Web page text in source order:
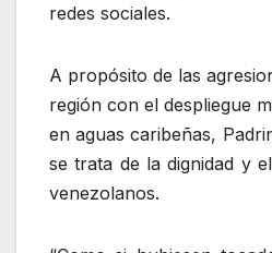
redes sociales.
A propósito de las
región con el despliegue
en aguas caribeñas,
se trata de la dignidad y
venezolanos.